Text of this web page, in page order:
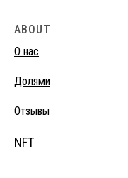
ABOUT
О нас
Долями
Отзывы
NFT